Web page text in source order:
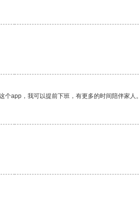
app，我可以提前下班，有更多的时间陪伴家人。